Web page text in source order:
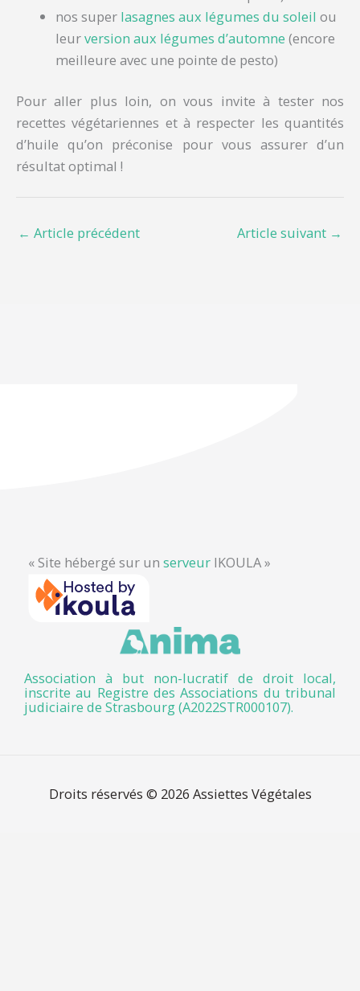
nos super lasagnes aux légumes du soleil ou
leurversion aux légumes d’automne (encore
meilleure avec une pointe de pesto)
Pour aller plus loin, on vous invite à tester nos
recettes végétariennes et à respecter les quantités
d’huile qu’on préconise pour vous assurer d’un
résultat optimal !
← Article précédent Article suivant →
« Site hébergé sur un serveur IKOULA »
Association à but non-lucratif de droit local,
inscrite au Registre des Associations du tribunal
judiciaire de Strasbourg (A2022STR000107).
Droits réservés © 2026 Assiettes Végétales